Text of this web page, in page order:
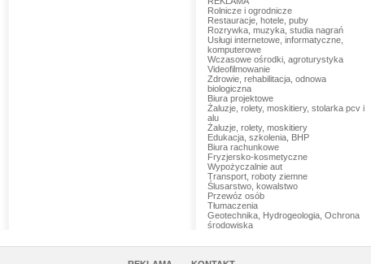
Rolnicze i ogrodnicze
Restauracje, hotele, puby
Rozrywka, muzyka, studia nagrań
Usługi internetowe, informatyczne,
komputerowe
Wczasowe ośrodki, agroturystyka
Videofilmowanie
Zdrowie, rehabilitacja, odnowa
biologiczna
Biura projektowe
Żaluzje, rolety, moskitiery, stolarka pcv i
alu
Żaluzje, rolety, moskitiery
Edukacja, szkolenia, BHP
Biura rachunkowe
Fryzjersko-kosmetyczne
Wypożyczalnie aut
Transport, roboty ziemne
Ślusarstwo, kowalstwo
Przewóz osób
Tłumaczenia
Geotechnika, Hydrogeologia, Ochrona
środowiska